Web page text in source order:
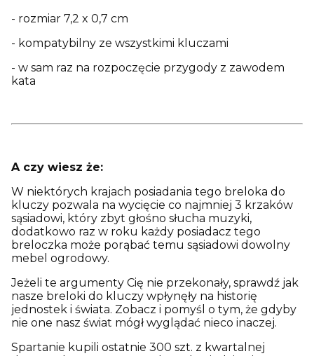
- rozmiar 7,2 x 0,7 cm
- kompatybilny ze wszystkimi kluczami
- w sam raz na rozpoczęcie przygody z zawodem
kata
A czy wiesz że:
W niektórych krajach posiadania tego breloka do
kluczy pozwala na wycięcie co najmniej 3 krzaków
sąsiadowi, który zbyt głośno słucha muzyki,
dodatkowo raz w roku każdy posiadacz tego
breloczka może porąbać temu sąsiadowi dowolny
mebel ogrodowy.
Jeżeli te argumenty Cię nie przekonały, sprawdź jak
nasze breloki do kluczy wpłynęły na historię
jednostek i świata. Zobacz i pomyśl o tym, że gdyby
nie one nasz świat mógł wyglądać nieco inaczej.
Spartanie kupili ostatnie 300 szt. z kwartalnej